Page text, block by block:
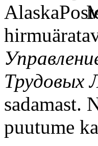
Трудовых
sadamast.
puutume